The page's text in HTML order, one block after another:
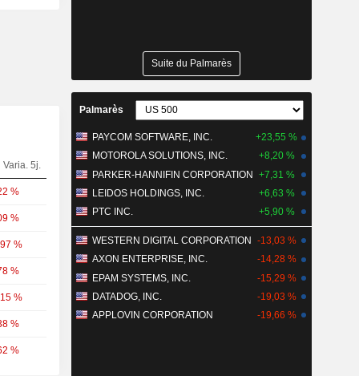
Varia. 5j.
%
%
%
%
%
%
%
Suite du Palmarès
Palmarès
PAYCOM SOFTWARE, INC.
+23,55 %
MOTOROLA SOLUTIONS, INC.
+8,20 %
PARKER-HANNIFIN CORPORATION +7,31 %
LEIDOS HOLDINGS, INC.
+6,63 %
PTC INC.
+5,90 %
WESTERN DIGITAL CORPORATION
-13,03 %
AXON ENTERPRISE, INC.
-14,28 %
EPAM SYSTEMS, INC.
-15,29 %
DATADOG, INC.
-19,03 %
APPLOVIN CORPORATION
-19,66 %